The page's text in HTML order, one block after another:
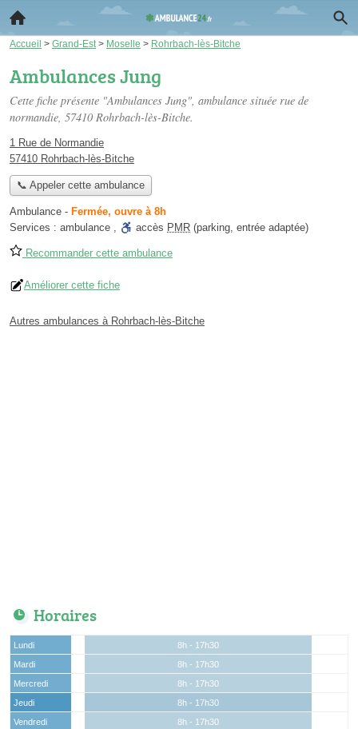
Accueil > Grand-Est > Moselle > Rohrbach-lès-Bitche
Ambulances Jung
Cette fiche présente "Ambulances Jung", ambulance située rue de
normandie, 57410 Rohrbach-lès-Bitche.
1 Rue de Normandie
57410 Rohrbach-lès-Bitche
📞 Appeler cette ambulance
Ambulance - Fermée, ouvre à 8h
Services : ambulance , accès PMR (parking, entrée adaptée)
Recommander cette ambulance
Améliorer cette fiche
Autres ambulances à Rohrbach-lès-Bitche
Horaires
Lundi
8h - 17h30
Mardi
8h - 17h30
Mercredi
8h - 17h30
Jeudi
8h - 17h30
Vendredi
8h - 17h30